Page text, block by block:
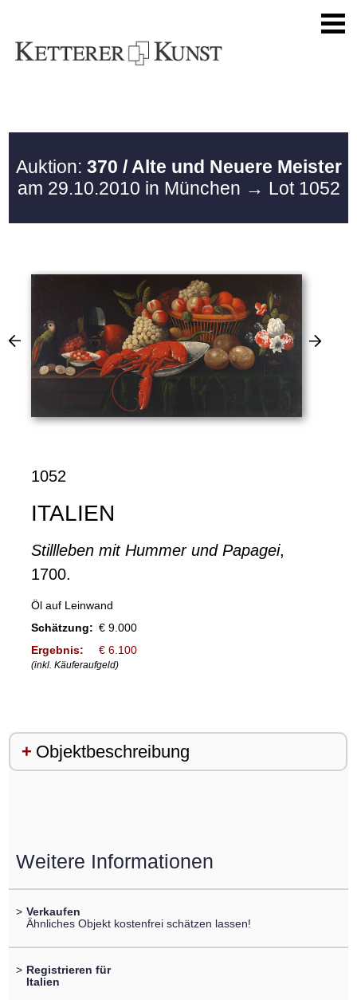
Auktion: 370 / Alte und Neuere Meister
am 29.10.2010 in München → Lot 1052
1052
ITALIEN
Stillleben mit Hummer und Papagei,
1700.
Öl auf Leinwand
Schätzung: € 9.000
Ergebnis:
€ 6.100
(inkl. Käuferaufgeld)
Objektbeschreibung
Weitere Informationen
> Verkaufen
Ähnliches Objekt kostenfrei schätzen lassen!
> Registrieren für
Italien